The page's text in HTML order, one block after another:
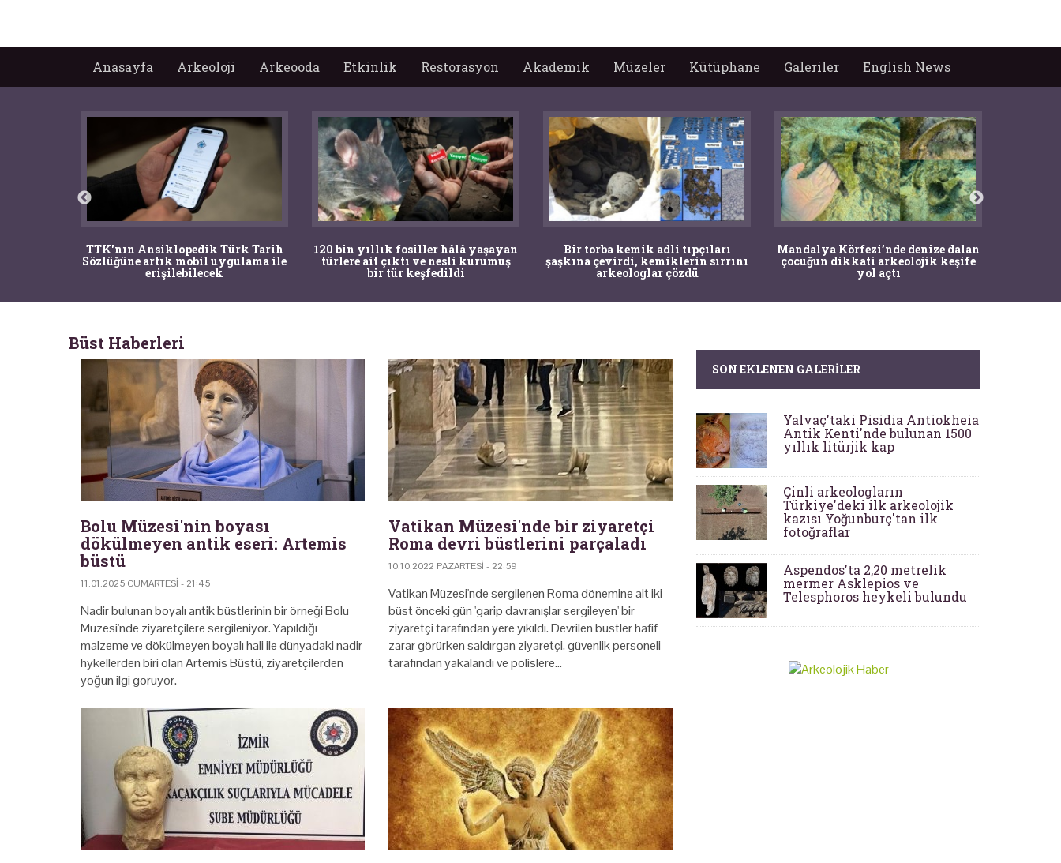
Anasayfa Arkeoloji Arkeooda Etkinlik Restorasyon Akademik Müzeler Kütüphane Galeriler English News
TTK'nın Ansiklopedik Türk Tarih
Sözlüğüne artık mobil uygulama ile
erişilebilecek
120 bin yıllık fosiller hâlâ yaşayan
türlere ait çıktı ve nesli kurumuş
bir tür keşfedildi
Bir torba kemik adli tıpçıları
şaşkına çevirdi, kemiklerin sırrını
arkeologlar çözdü
Mandalya Körfezi’nde denize dalan
çocuğun dikkati arkeolojik keşife
yol açtı
Büst Haberleri
Bolu Müzesi'nin boyası
dökülmeyen antik eseri: Artemis
büstü
11.01.2025 CUMARTESI - 21:45
Nadir bulunan boyalı antik büstlerinin bir örneği Bolu
Müzesi'nde ziyaretçilere sergileniyor. Yapıldığı
malzeme ve dökülmeyen boyalı hali ile dünyadaki nadir
hykellerden biri olan Artemis Büstü, ziyaretçilerden
yoğun ilgi görüyor.
Vatikan Müzesi'nde bir ziyaretçi
Roma devri büstlerini parçaladı
10.10.2022 PAZARTESI - 22:59
Vatikan Müzesi'nde sergilenen Roma dönemine ait iki
büst önceki gün 'garip davranışlar sergileyen' bir
ziyaretçi tarafından yere yıkıldı. Devrilen büstler hafif
zarar görürken saldırgan ziyaretçi, güvenlik personeli
tarafından yakalandı ve polislere…
SON EKLENEN GALERILER
Yalvaç'taki Pisidia Antiokheia
Antik Kenti'nde bulunan 1500
yıllık litürjik kap
Çinli arkeologların
Türkiye'deki ilk arkeolojik
kazısı Yoğunburç'tan ilk
fotoğraflar
Aspendos'ta 2,20 metrelik
mermer Asklepios ve
Telesphoros heykeli bulundu